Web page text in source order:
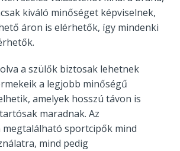
kiváló minőséget képviselnek,
áron is elérhetők, így mindenki
a szülők biztosak lehetnek
a legjobb minőségű
amelyek hosszú távon is
maradnak. Az
megtalálható sportcipők mind
mind pedig